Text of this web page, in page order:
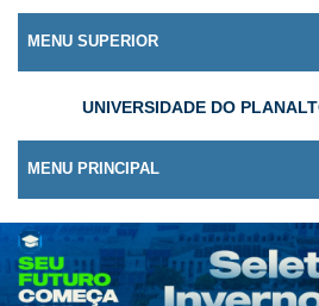
MENU SUPERIOR
UNIVERSIDADE DO
MENU PRINCIPAL